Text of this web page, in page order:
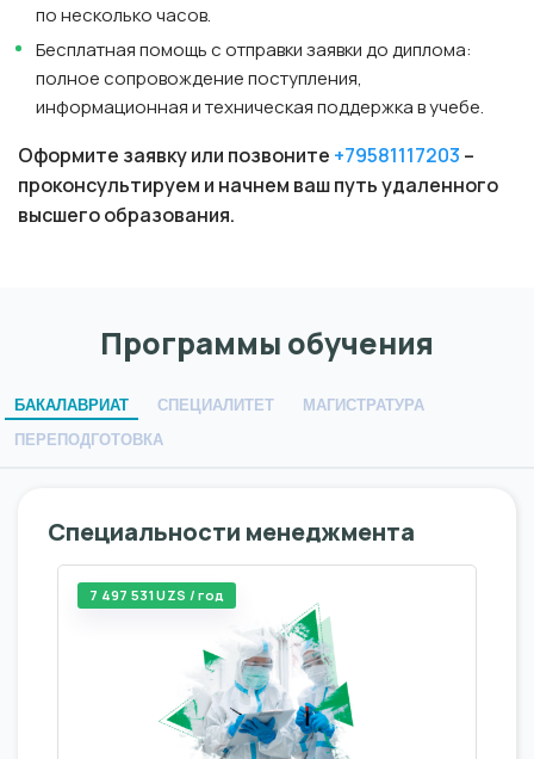
по несколько часов.
Бесплатная помощь с отправки заявки до диплома:
полное сопровождение поступления,
информационная и техническая поддержка в учебе.
Оформите заявку или позвоните +79581117203 –
проконсультируем и начнем ваш путь удаленного
высшего образования.
Программы обучения
БАКАЛАВРИАТ СПЕЦИАЛИТЕТ
МАГИСТРАТУРА
ПЕРЕПОДГОТОВКА
Специальности менеджмента
7 497 531 UZS / год